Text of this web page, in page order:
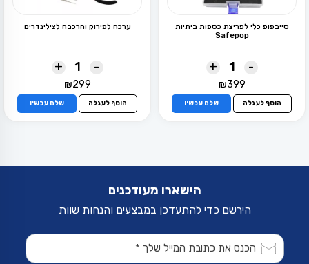
סייבפופ כלי לפריצת כספות ביתיות
Safepop
-
+
₪399
הוסף לעגלה שלם עכשיו
ערכה לפירוק והרכבה לצילינדרים
-
+
₪299
הוסף לעגלה שלם עכשיו
הישארו מעודכנים
הירשם כדי להתעדכן במבצעים והנחות שוות